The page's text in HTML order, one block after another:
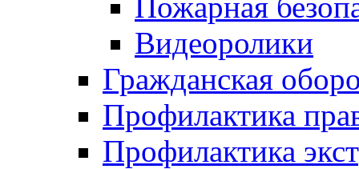
Видеоролики
Гражданская
Профилактика
Профилактика